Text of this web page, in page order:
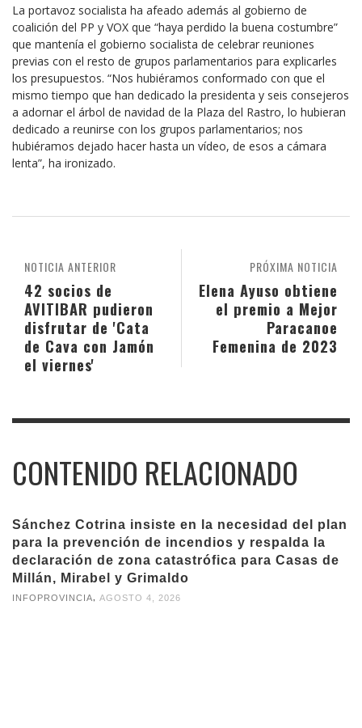
La portavoz socialista ha afeado además al gobierno de
coalición del PP y VOX que “haya perdido la buena costumbre”
que mantenía el gobierno socialista de celebrar reuniones
previas con el resto de grupos parlamentarios para explicarles
los presupuestos. “Nos hubiéramos conformado con que el
mismo tiempo que han dedicado la presidenta y seis consejeros
a adornar el árbol de navidad de la Plaza del Rastro, lo hubieran
dedicado a reunirse con los grupos parlamentarios; nos
hubiéramos dejado hacer hasta un vídeo, de esos a cámara
lenta”, ha ironizado.
PRÓXIMA NOTICIA
Elena Ayuso obtiene
el premio a Mejor
Paracanoe
Femenina de 2023
NOTICIA ANTERIOR
42 socios de
AVITIBAR pudieron
disfrutar de 'Cata
de Cava con Jamón
el viernes'
CONTENIDO RELACIONADO
Sánchez Cotrina insiste en la necesidad del plan
para la prevención de incendios y respalda la
declaración de zona catastrófica para Casas de
Millán, Mirabel y Grimaldo
INFOPROVINCIA AGOSTO 4, 2026